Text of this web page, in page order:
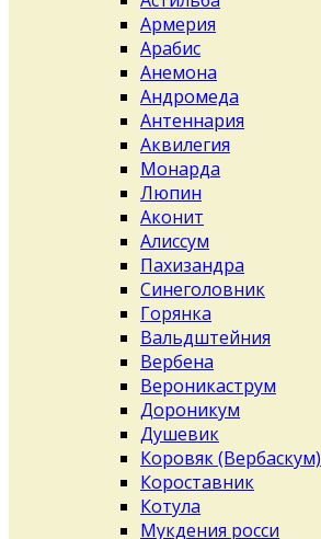
Армерия
Арабис
Анемона
Андромеда
Антеннария
Аквилегия
Монарда
Люпин
Аконит
Алиссум
Пахизандра
Синеголовник
Горянка
Вальдштейния
Вербена
Вероникаструм
Дороникум
Душевик
Коровяк (Вербаскум)
Короставник
Котула
Мукдения росси